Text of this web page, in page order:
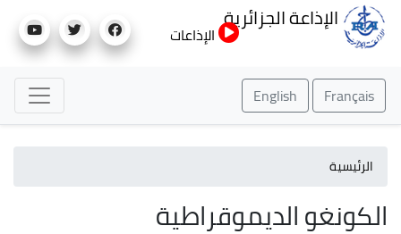
إلى
الإذاعة الجزائرية
الإذاعات
Français
English
الرئيسية
الكونغو الديموقراطية